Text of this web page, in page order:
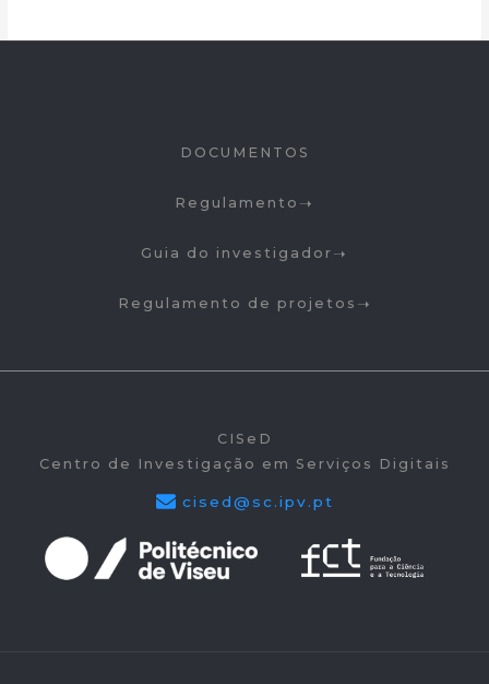
DOCUMENTOS
Regulamento
Guia do investigador
Regulamento de projetos
CISeD
Centro de Investigação em Serviços Digitais
cised@sc.ipv.pt